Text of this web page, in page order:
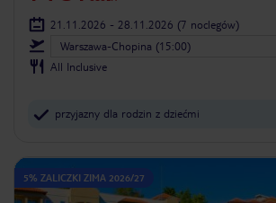
21.11.2026 - 28.11.2026 (7 noclegów)
Warszawa-Chopina (15:00)
All Inclusive
przyjazny dla rodzin z dziećmi
5% ZALICZKI ZIMA 2026/27